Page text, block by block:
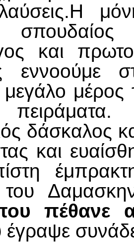
σπουδαίος
και
εννοούμε
μεγάλο
δάσκαλος
και
του
πέθανε